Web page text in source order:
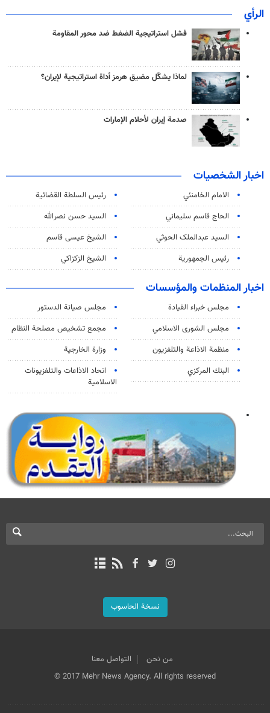
الرأي
فشل استراتيجية الضغط ضد محور المقاومة
لماذا يشكّل مضيق هرمز أداة استراتيجية لإيران؟
صدمة إيران لأحلام الإمارات
اخبار الشخصيات
الامام الخامنئي
رئیس السلطة القضائیة
الحاج قاسم سليماني
السيد حسن نصرالله
السید عبدالملک الحوثي
الشيخ عيسى قاسم
رئيس الجمهورية
الشيخ الزكزاكي
اخبار المنظمات والمؤسسات
مجلس خبراء القيادة
مجلس صيانة الدستور
مجلس الشورى الاسلامي
مجمع تشخيص مصلحة النظام
منظمة الاذاعة والتلفزیون
وزارة الخارجية
البنك المركزي
اتحاد الاذاعات والتلفزيونات
الاسلامية
نسخة الحاسوب
من نحن
التواصل معنا
© 2017 Mehr News Agency. All rights reserved